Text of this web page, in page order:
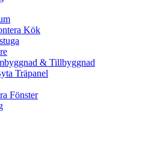
Kök
& Tillbyggnad
Träpanel
Fönster